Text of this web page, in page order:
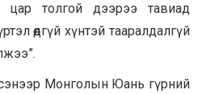
цар толгой дээрээ тавиад
өөдгүй хүнтэй тааралдалгүй
Монголын Юань гүрний